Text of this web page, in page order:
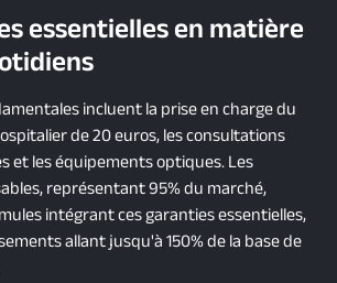
essentielles en matière
incluent la prise en charge du
de 20 euros, les consultations
et les équipements optiques. Les
représentant 95% du marché,
intégrant ces garanties essentielles,
allant jusqu'à 150% de la base de